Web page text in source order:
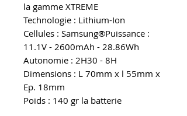
la gamme XTREME
Technologie : Lithium-Ion
Cellules : Samsung®Puissance :
11.1V - 2600mAh - 28.86Wh
Autonomie : 2H30 - 8H
Dimensions : L 70mm x l 55mm x
Ep. 18mm
Poids : 140 gr la batterie